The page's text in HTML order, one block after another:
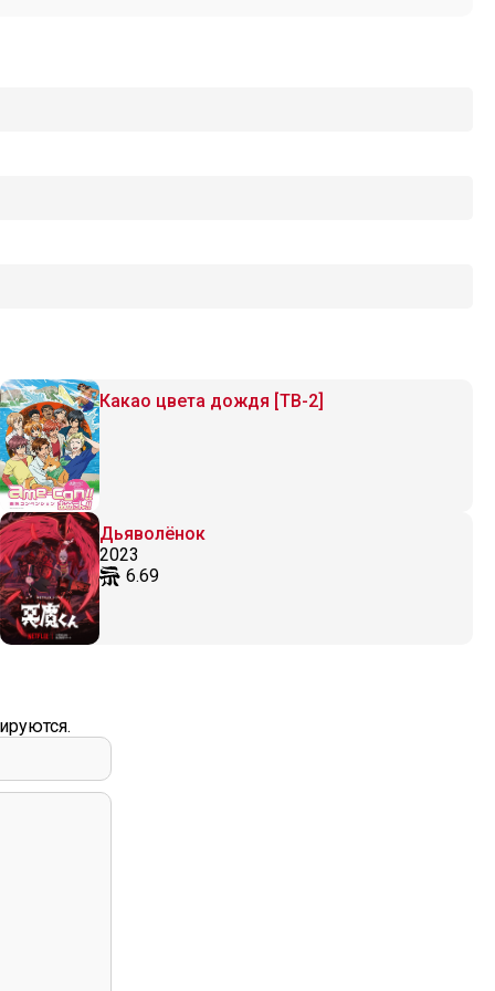
Какао цвета дождя [ТВ-2]
Дьяволёнок
2023
6.69